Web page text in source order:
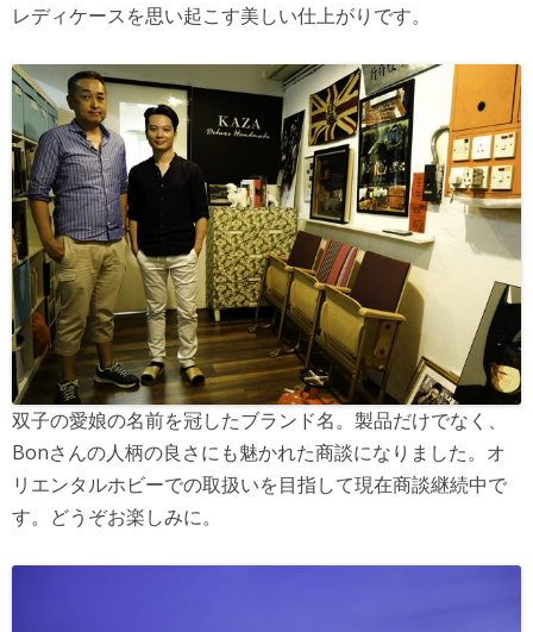
レディケースを思い起こす美しい仕上がりです。
双子の愛娘の名前を冠したブランド名。製品だけでなく、
Bonさんの人柄の良さにも魅かれた商談になりました。オ
リエンタルホビーでの取扱いを目指して現在商談継続中で
す。どうぞお楽しみに。